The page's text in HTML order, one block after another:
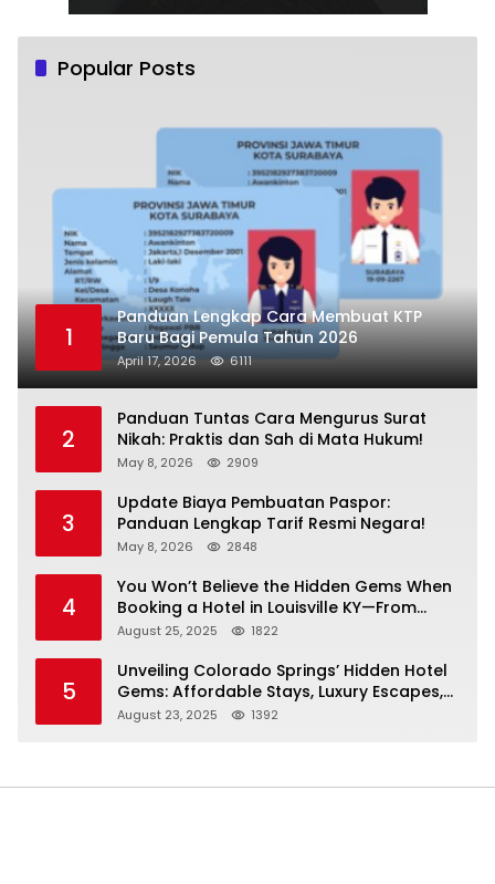
Popular Posts
1
Panduan Lengkap Cara Membuat KTP
Baru Bagi Pemula Tahun 2026
April 17, 2026 6111
2
Panduan Tuntas Cara Mengurus Surat
Nikah: Praktis dan Sah di Mata Hukum!
May 8, 2026 2909
3
Update Biaya Pembuatan Paspor:
Panduan Lengkap Tarif Resmi Negara!
May 8, 2026 2848
4
You Won’t Believe the Hidden Gems When
Booking a Hotel in Louisville KY—From
Cheap to Luxe!
August 25, 2025 1822
5
Unveiling Colorado Springs’ Hidden Hotel
Gems: Affordable Stays, Luxury Escapes,
and Everything In Between!
August 23, 2025 1392